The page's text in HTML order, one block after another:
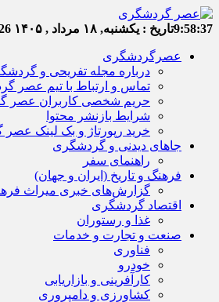
9:58:38تاریخ : یکشنبه, ۱۸ مرداد , ۱۴۰۵
عصرگردشگری
درباره مجله تفریحی و
تماس و ارتباط با تیم عصر
حریم شخصی کاربران عصر
شرایط بازنشر محتوا
خرید رپورتاژ و بک لینک
جاهای دیدنی و گردشگری
راهنمای سفر
فرهنگ و تاریخ (ایران و جهان)
گزارش‌های خبری میراث
اقتصاد گردشگری
غذا و رستوران
صنعت و تجارت و خدمات
فناوری
خودرو
کارآفرینی و بازاریابی
کشاورزی و دامپروری